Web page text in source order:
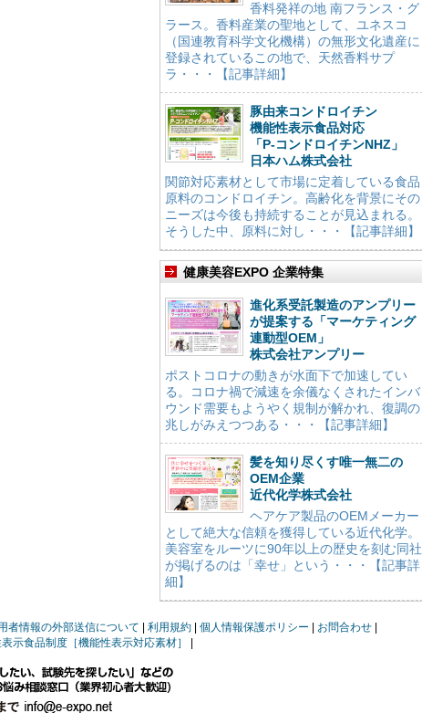
香料発祥の地 南フランス・グ
ラース。香料産業の聖地として、ユネスコ
（国連教育科学文化機構）の無形文化遺産に
登録されているこの地で、天然香料サプ
ラ・・・【記事詳細】
豚由来コンドロイチン
機能性表示食品対応
「P-コンドロイチンNHZ」
日本ハム株式会社
関節対応素材として市場に定着している食品
原料のコンドロイチン。高齢化を背景にその
ニーズは今後も持続することが見込まれる。
そうした中、原料に対し・・・【記事詳細】
健康美容EXPO 企業特集
進化系受託製造のアンプリー
が提案する「マーケティング
連動型OEM」
株式会社アンプリー
ポストコロナの動きが水面下で加速してい
る。コロナ禍で減速を余儀なくされたインバ
ウンド需要もようやく規制が解かれ、復調の
兆しがみえつつある・・・【記事詳細】
髪を知り尽くす唯一無二の
OEM企業
近代化学株式会社
ヘアケア製品のOEMメーカー
として絶大な信頼を獲得している近代化学。
美容室をルーツに90年以上の歴史を刻む同社
が掲げるのは「幸せ」という・・・【記事詳
細】
者情報の外部送信について 利用規約 個人情報保護ポリシー
お問合わせ
示食品制度［機能性表示対応素材］